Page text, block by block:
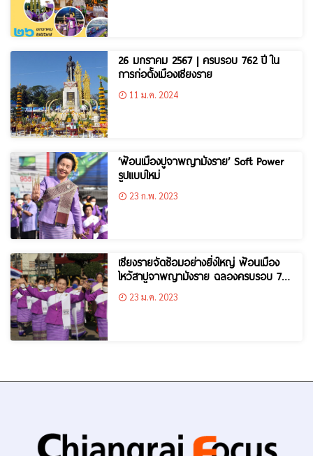
26 มกราคม 2567 | ครบรอบ 762 ปี ใน
การก่อตั้งเมืองเชียงราย
11 ม.ค. 2024
‘ฟ้อนเมืองปูจาพญามังราย’ Soft Power
รูปแบบใหม่
23 ก.พ. 2023
เชียงรายจัดซ้อมอย่างยิ่งใหญ่ ฟ้อนเมือง
ไหว้สาปูจาพญามังราย ฉลองครบรอบ 761
เมืองเชียงราย
23 ม.ค. 2023